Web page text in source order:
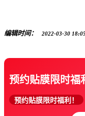
编辑时间： 2022-03-30
预约贴膜限时福
预约贴膜限时福利！